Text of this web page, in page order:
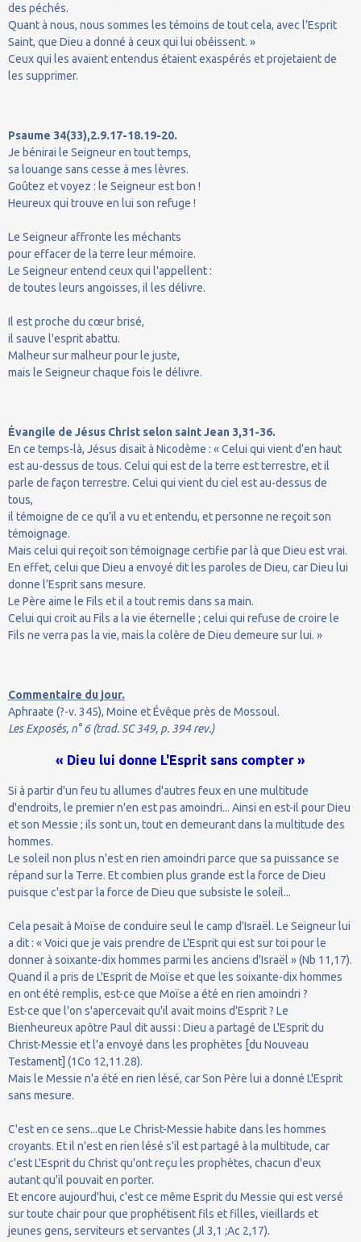
des péchés.
Quant à nous, nous sommes les témoins de tout cela, avec l’Esprit
Saint, que Dieu a donné à ceux qui lui obéissent. »
Ceux qui les avaient entendus étaient exaspérés et projetaient de
les supprimer.
Psaume 34(33),2.9.17-18.19-20.
Je bénirai le Seigneur en tout temps,
sa louange sans cesse à mes lèvres.
Goûtez et voyez : le Seigneur est bon !
Heureux qui trouve en lui son refuge !
Le Seigneur affronte les méchants
pour effacer de la terre leur mémoire.
Le Seigneur entend ceux qui l'appellent :
de toutes leurs angoisses, il les délivre.
Il est proche du cœur brisé,
il sauve l'esprit abattu.
Malheur sur malheur pour le juste,
mais le Seigneur chaque fois le délivre.
Évangile de Jésus Christ selon saint Jean 3,31-36.
En ce temps-là, Jésus disait à Nicodème : « Celui qui vient d’en haut
est au-dessus de tous. Celui qui est de la terre est terrestre, et il
parle de façon terrestre. Celui qui vient du ciel est au-dessus de
tous,
il témoigne de ce qu’il a vu et entendu, et personne ne reçoit son
témoignage.
Mais celui qui reçoit son témoignage certifie par là que Dieu est vrai.
En effet, celui que Dieu a envoyé dit les paroles de Dieu, car Dieu lui
donne l’Esprit sans mesure.
Le Père aime le Fils et il a tout remis dans sa main.
Celui qui croit au Fils a la vie éternelle ; celui qui refuse de croire le
Fils ne verra pas la vie, mais la colère de Dieu demeure sur lui. »
Commentaire du jour.
Aphraate (?-v. 345), Moine et Évêque près de Mossoul.
Les Exposés, n° 6 (trad. SC 349, p. 394 rev.)
« Dieu lui donne L'Esprit sans compter »
Si à partir d'un feu tu allumes d'autres feux en une multitude
d'endroits, le premier n'en est pas amoindri... Ainsi en est-il pour Dieu
et son Messie ; ils sont un, tout en demeurant dans la multitude des
hommes.
Le soleil non plus n'est en rien amoindri parce que sa puissance se
répand sur la Terre. Et combien plus grande est la force de Dieu
puisque c'est par la force de Dieu que subsiste le soleil...
Cela pesait à Moïse de conduire seul le camp d'Israël. Le Seigneur lui
a dit : « Voici que je vais prendre de L'Esprit qui est sur toi pour le
donner à soixante-dix hommes parmi les anciens d'Israël » (Nb 11,17).
Quand il a pris de L'Esprit de Moïse et que les soixante-dix hommes
en ont été remplis, est-ce que Moïse a été en rien amoindri ?
Est-ce que l'on s'apercevait qu'il avait moins d'Esprit ? Le
Bienheureux apôtre Paul dit aussi : Dieu a partagé de L'Esprit du
Christ-Messie et l'a envoyé dans les prophètes [du Nouveau
Testament] (1Co 12,11.28).
Mais le Messie n'a été en rien lésé, car Son Père lui a donné L'Esprit
sans mesure.
C'est en ce sens...que Le Christ-Messie habite dans les hommes
croyants. Et il n'est en rien lésé s'il est partagé à la multitude, car
c'est L'Esprit du Christ qu'ont reçu les prophètes, chacun d'eux
autant qu'il pouvait en porter.
Et encore aujourd'hui, c'est ce même Esprit du Messie qui est versé
sur toute chair pour que prophétisent fils et filles, vieillards et
jeunes gens, serviteurs et servantes (Jl 3,1 ;Ac 2,17).